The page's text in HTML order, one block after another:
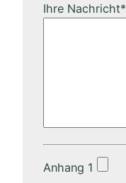
Ihre Nachricht*
Anhang 1